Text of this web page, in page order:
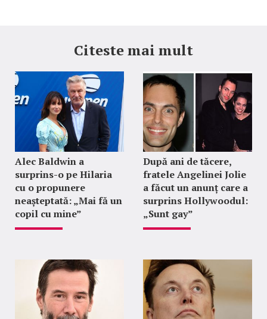
Citeste mai mult
Alec Baldwin a
surprins-o pe Hilaria
cu o propunere
neașteptată: „Mai fă un
copil cu mine”
După ani de tăcere,
fratele Angelinei Jolie
a făcut un anunț care a
surprins Hollywoodul:
„Sunt gay”